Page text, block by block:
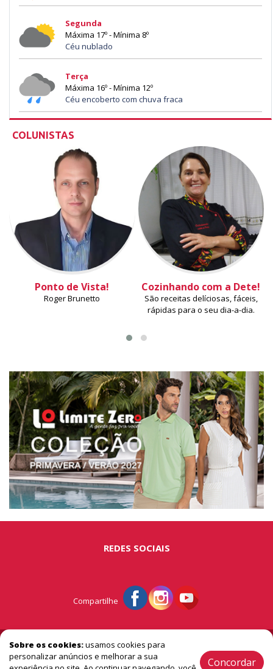
Segunda
Máxima 17º - Mínima 8º
Céu nublado
Terça
Máxima 16º - Mínima 12º
Céu encoberto com chuva fraca
COLUNISTAS
Ponto de Vista!
Roger Brunetto
Cozinhando com a Dete!
São receitas delíciosas, fáceis,
rápidas para o seu dia-a-dia.
Sobre os cookies:usamos cookies para
personalizar anúncios e melhorar a sua
Concordar
REDES SOCIAIS
Compartilhe
© Portal São Miguel - A vitrine do extremo oeste